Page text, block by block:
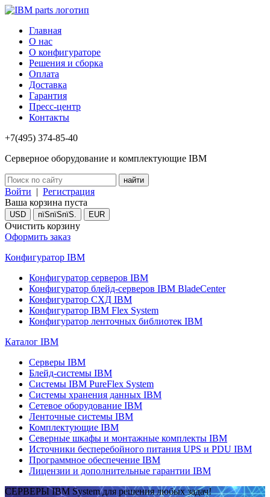
Главная
О нас
О конфигураторе
Решения и сборка
Оплата
Доставка
Гарантия
Пресс-центр
Контакты
+7(495) 374-85-40
Серверное оборудование и комплектующие IBM
Войти | Регистрация
Ваша корзина пуста
USD пїЅпїЅпїЅ. EUR
Очистить корзину
Оформить заказ
Конфигуратор IBM
Конфигуратор серверов IBM
Конфигуратор блейд-серверов IBM BladeCenter
Конфигуратор СХД IBM
Конфигуратор IBM Flex System
Конфигуратор ленточных библиотек IBM
Каталог IBM
Серверы IBM
Блейд-системы IBM
Системы IBM PureFlex System
Системы хранения данных IBM
Сетевое оборудование IBM
Ленточные системы IBM
Комплектующие IBM
Северные шкафы и монтажные комплекты IBM
Источники бесперебойного питания UPS и PDU IBM
Программное обеспечение IBM
Лицензии и дополнительные гарантии IBM
СЕРВЕРЫ IBM System для решения любых задач!